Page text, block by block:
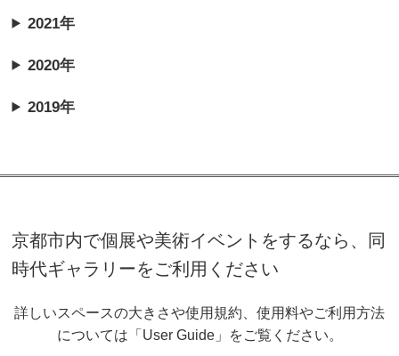
2021年
2020年
2019年
京都市内で個展や美術イベントをするなら、同
時代ギャラリーをご利用ください
詳しいスペースの大きさや使用規約、使用料やご利用方法
については「User Guide」をご覧ください。